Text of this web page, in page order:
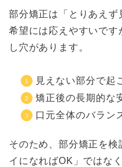
部分矯正は「とりあえず
希望には応えやすいです
し穴があります。
見えない部分で起
矯正後の長期的な
口元全体のバラン
そのため、部分矯正を検
イになればOK」ではな